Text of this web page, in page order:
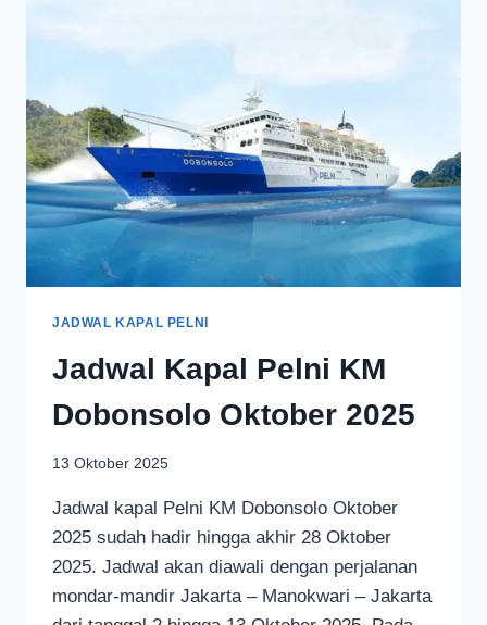
JADWAL KAPAL PELNI
Jadwal Kapal Pelni KM
Dobonsolo Oktober 2025
13 Oktober 2025
Jadwal kapal Pelni KM Dobonsolo Oktober
2025 sudah hadir hingga akhir 28 Oktober
2025. Jadwal akan diawali dengan perjalanan
mondar-mandir Jakarta – Manokwari – Jakarta